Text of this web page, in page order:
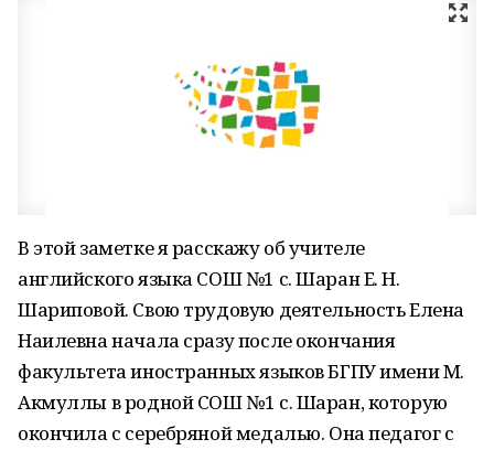
В этой заметке я расскажу об учителе
английского языка СОШ №1 с. Шаран Е. Н.
Шариповой. Свою трудовую деятельность Елена
Наилевна начала сразу после окончания
факультета иностранных языков БГПУ имени М.
Акмуллы в родной СОШ №1 с. Шаран, которую
окончила с серебряной медалью. Она педагог с